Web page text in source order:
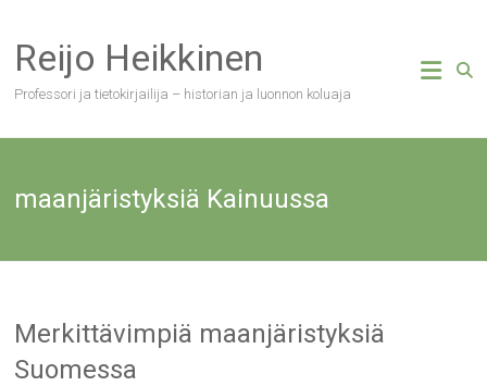
content
Reijo Heikkinen
Professori ja tietokirjailija – historian ja luonnon koluaja
maanjäristyksiä Kainuussa
Merkittävimpiä maanjäristyksiä
Suomessa